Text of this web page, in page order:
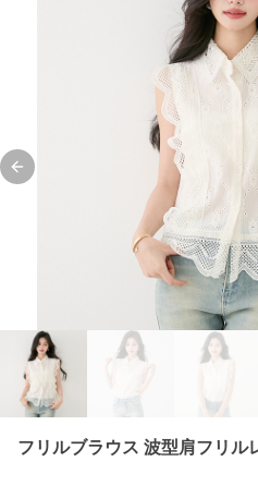
Previous slide
フリルブラウス 波型肩フリル